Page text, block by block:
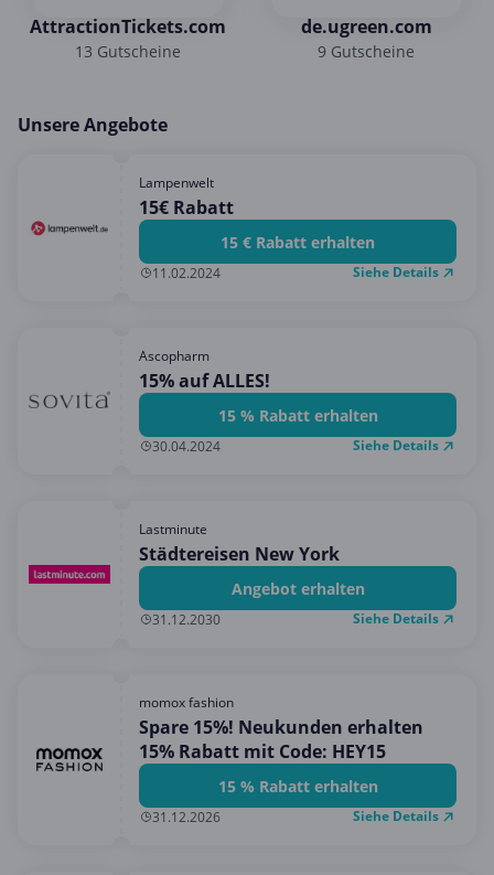
AttractionTickets.com
13 Gutscheine
de.ugreen.com
9 Gutscheine
Unsere Angebote
Lampenwelt
15€ Rabatt
15 € Rabatt erhalten
11.02.2024 Siehe Details
Ascopharm
15% auf ALLES!
15 % Rabatt erhalten
30.04.2024 Siehe Details
Lastminute
Städtereisen New York
Angebot erhalten
31.12.2030 Siehe Details
momox fashion
Spare 15%! Neukunden erhalten
15% Rabatt mit Code: HEY15
15 % Rabatt erhalten
31.12.2026 Siehe Details